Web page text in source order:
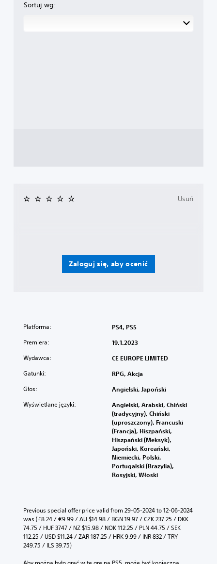
Sortuj wg:
Zaloguj się, aby ocenić
Usuń
Platforma: PS4, PS5
Premiera: 19.1.2023
Wydawca: CE EUROPE LIMITED
Gatunki: RPG, Akcja
Głos: Angielski, Japoński
Wyświetlane języki:
Angielski, Arabski, Chiński
(tradycyjny), Chiński
(uproszczony), Francuski
(Francja), Hiszpański,
Hiszpański (Meksyk),
Japoński, Koreański,
Niemiecki, Polski,
Portugalski (Brazylia),
Rosyjski, Włoski
Previous special offer price valid from 29-05-2024 to 12-06-2024
was (£8.24 / €9.99 / AU $14.98 / BGN 19.97 / CZK 237.25 / DKK
74.75 / HUF 3747 / NZ $15.98 / NOK 112.25 / PLN 44.75 / SEK
112.25 / USD $11.24 / ZAR 187.25 / HRK 9.99 / INR 832 / TRY
249.75 / ILS 39.75)